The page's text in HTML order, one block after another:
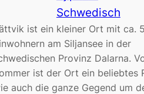
Schwedisch
ist ein kleiner Ort mit ca.
am Siljansee in der
Provinz Dalarna.
ist der Ort ein beliebtes
auch die ganze Gegend um